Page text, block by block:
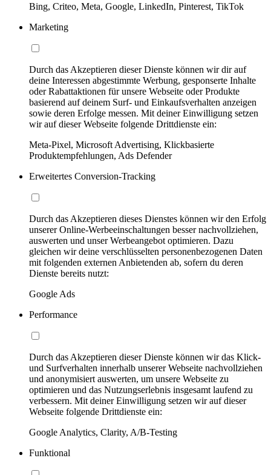
Bing, Criteo, Meta, Google, LinkedIn, Pinterest, TikTok
Marketing
Durch das Akzeptieren dieser Dienste können wir dir auf
deine Interessen abgestimmte Werbung, gesponserte Inhalte
oder Rabattaktionen für unsere Webseite oder Produkte
basierend auf deinem Surf- und Einkaufsverhalten anzeigen
sowie deren Erfolge messen. Mit deiner Einwilligung setzen
wir auf dieser Webseite folgende Drittdienste ein:
Meta-Pixel, Microsoft Advertising, Klickbasierte
Produktempfehlungen, Ads Defender
Erweitertes Conversion-Tracking
Durch das Akzeptieren dieses Dienstes können wir den Erfolg
unserer Online-Werbeeinschaltungen besser nachvollziehen,
auswerten und unser Werbeangebot optimieren. Dazu
gleichen wir deine verschlüsselten personenbezogenen Daten
mit folgenden externen Anbietenden ab, sofern du deren
Dienste bereits nutzt:
Google Ads
Performance
Durch das Akzeptieren dieser Dienste können wir das Klick-
und Surfverhalten innerhalb unserer Webseite nachvollziehen
und anonymisiert auswerten, um unsere Webseite zu
optimieren und das Nutzungserlebnis insgesamt laufend zu
verbessern. Mit deiner Einwilligung setzen wir auf dieser
Webseite folgende Drittdienste ein:
Google Analytics, Clarity, A/B-Testing
Funktional